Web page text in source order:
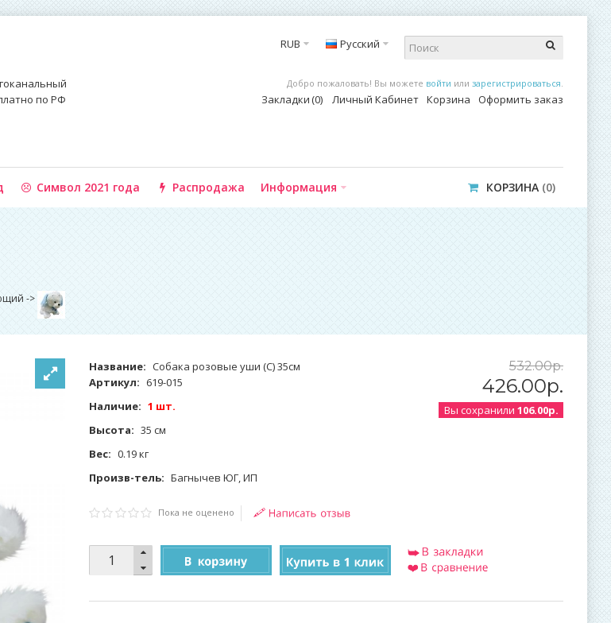
по РФ
RUB Русский
Добро пожаловать! Вы можете войти или зарегистрироваться.
Закладки 0 Личный Кабинет Корзина Оформить заказ
Символ 2021 года Распродажа Информация КОРЗИНА 0
->
Название: Собака розовые уши (С) 35см
Артикул: 619-015
Наличие: 1 шт.
Высота: 35 см
Вес: 0.19 кг
Произв-тель: Багнычев ЮГ, ИП
532.00р.
426.00р.
Вы сохранили 106.00р.
Пока не оценено